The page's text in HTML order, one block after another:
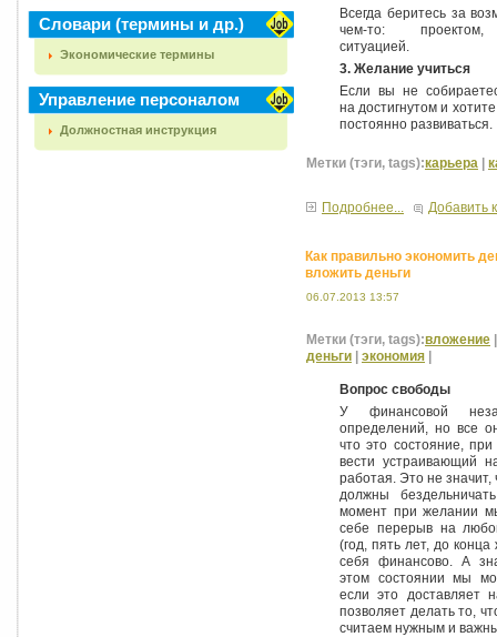
Словари (термины и др.)
Экономические термины
Управление персоналом
Должностная инструкция
Всегда беритесь за
чем-то: проектом,
ситуацией.
3. Желание учиться
Если вы не
на достигнутом и
постоянно развиваться.
Метки (тэги, tags):карьера
Подробнее... Добавить
Как правильно экономить
вложить деньги
06.07.2013 13:57
Метки (тэги, tags):вложение
деньги
экономия
Вопрос свободы
У финансовой
определений, но все
что это состояние,
вести устраивающий
работая. Это не
должны
момент при желании
себе перерыв на
(год, пять лет, до
себя финансово. А
этом состоянии мы
если это доставляет
позволяет делать то,
считаем нужным и